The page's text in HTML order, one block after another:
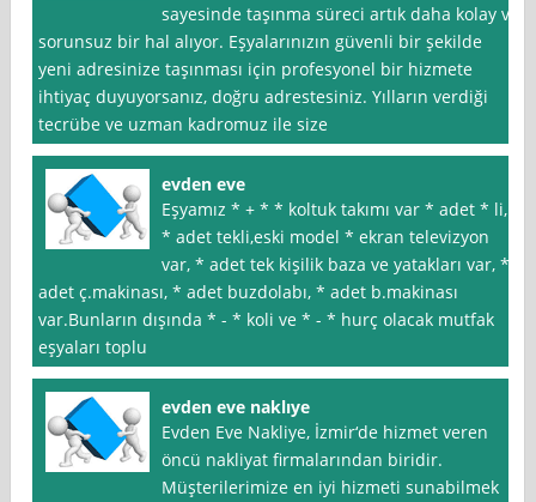
sayesinde taşınma süreci artık daha kolay ve
sorunsuz bir hal alıyor. Eşyalarınızın güvenli bir şekilde
yeni adresinize taşınması için profesyonel bir hizmete
ihtiyaç duyuyorsanız, doğru adrestesiniz. Yılların verdiği
tecrübe ve uzman kadromuz ile size
evden eve
Eşyamız * + * * koltuk takımı var * adet * li,
* adet tekli,eski model * ekran televizyon
var, * adet tek kişilik baza ve yatakları var, *
adet ç.makinası, * adet buzdolabı, * adet b.makinası
var.Bunların dışında * - * koli ve * - * hurç olacak mutfak
eşyaları toplu
evden eve naklıye
Evden Eve Nakliye, İzmir‘de hizmet veren
öncü nakliyat firmalarından biridir.
Müşterilerimize en iyi hizmeti sunabilmek